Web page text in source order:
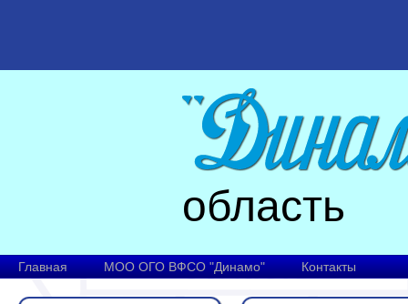
область
Главная МОО ОГО ВФСО "Динамо" Контакты